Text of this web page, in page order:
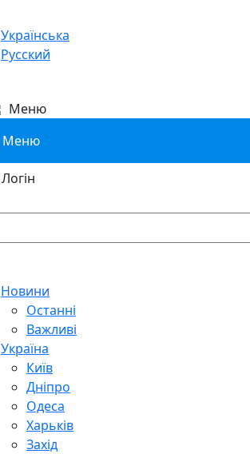
Українська
Русский
Меню
Меню
Логін
Новини
Останні
Важливі
Україна
Київ
Дніпро
Одеса
Харьків
Захід